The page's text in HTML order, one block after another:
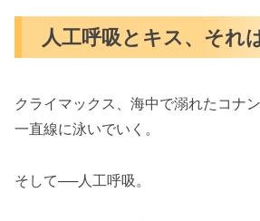
人工呼吸とキス、それ
クライマックス、海中で溺れたコナ
一直線に泳いでいく。
そして──人工呼吸。